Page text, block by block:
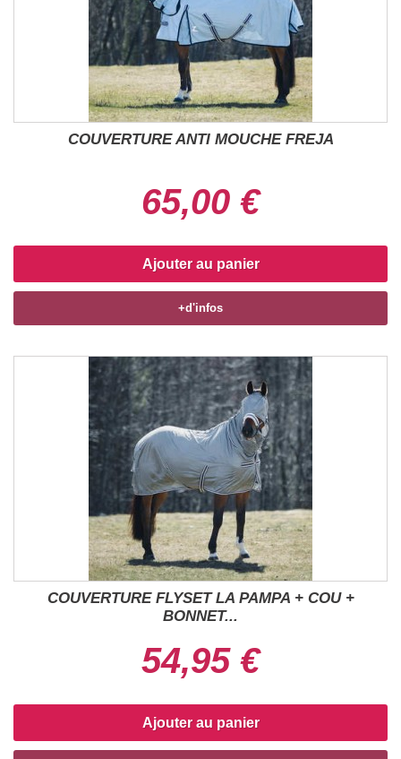
COUVERTURE ANTI MOUCHE FREJA
65,00 €
Ajouter au panier
+d'infos
COUVERTURE FLYSET LA PAMPA + COU +
BONNET...
54,95 €
Ajouter au panier